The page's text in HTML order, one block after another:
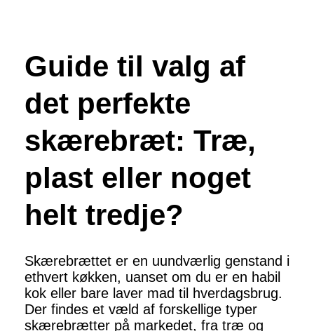
Guide til valg af
det perfekte
skærebræt: Træ,
plast eller noget
helt tredje?
Skærebrættet er en uundværlig genstand i
ethvert køkken, uanset om du er en habil
kok eller bare laver mad til hverdagsbrug.
Der findes et væld af forskellige typer
skærebrætter på markedet, fra træ og